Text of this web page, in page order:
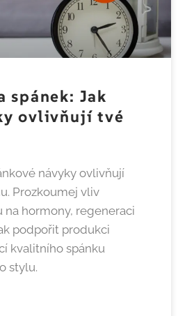
spánek: Jak
ovlivňují tvé
návyky ovlivňují
Prozkoumej vliv
na hormony, regeneraci
podpořit produkci
kvalitního spánku
stylu.